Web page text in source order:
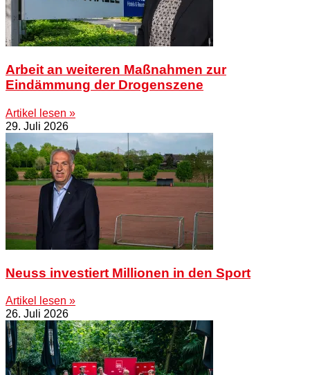
Arbeit an weiteren Maßnahmen zur
Eindämmung der Drogenszene
Artikel lesen »
29. Juli 2026
Neuss investiert Millionen in den Sport
Artikel lesen »
26. Juli 2026